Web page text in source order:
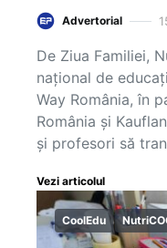
Advertorial
De Ziua Familiei,
național de
Way România, în
România și
și profesori să
Vezi articolul
CoolEdu